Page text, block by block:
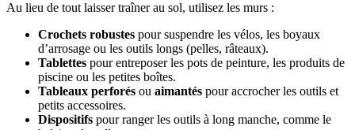
Au lieu de tout laisser traîner au sol, utilisez les murs :
Crochets robustes pour suspendre les vélos, les boyaux
d’arrosage ou les outils longs (pelles, râteaux).
Tablettes pour entreposer les pots de peinture, les produits de
piscine ou les petites boîtes.
Tableaux perforés ou aimantés pour accrocher les outils et
petits accessoires.
Dispositifs pour ranger les outils à long manche, comme le